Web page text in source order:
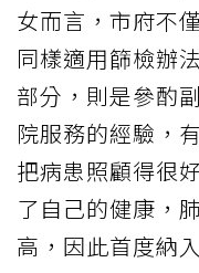
女而言，市府不
同樣適用篩檢辦
部分，則是參酌
院服務的經驗，
把病患照顧得很
了自己的健康，
高，因此首度納